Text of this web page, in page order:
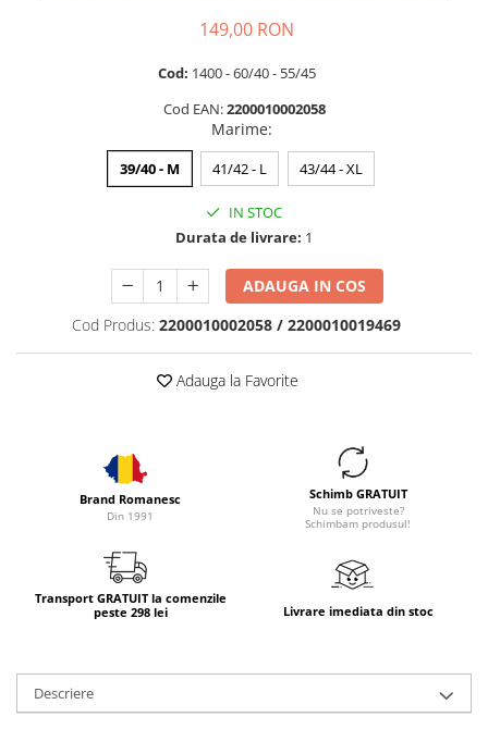
149,00 RON
Cod: 1400 - 60/40 - 55/45
Cod EAN:2200010002058
Marime:
39/40 - M 41/42 - L 43/44 - XL
IN STOC
Durata de livrare: 1
ADAUGA IN COS
Cod Produs: 2200010002058 / 2200010019469
Adauga la Favorite
Brand Romanesc
Din 1991
Schimb GRATUIT
Nu se potriveste?
Schimbam produsul!
Transport GRATUIT la comenzile
peste 298 lei
Livrare imediata din stoc
Descriere